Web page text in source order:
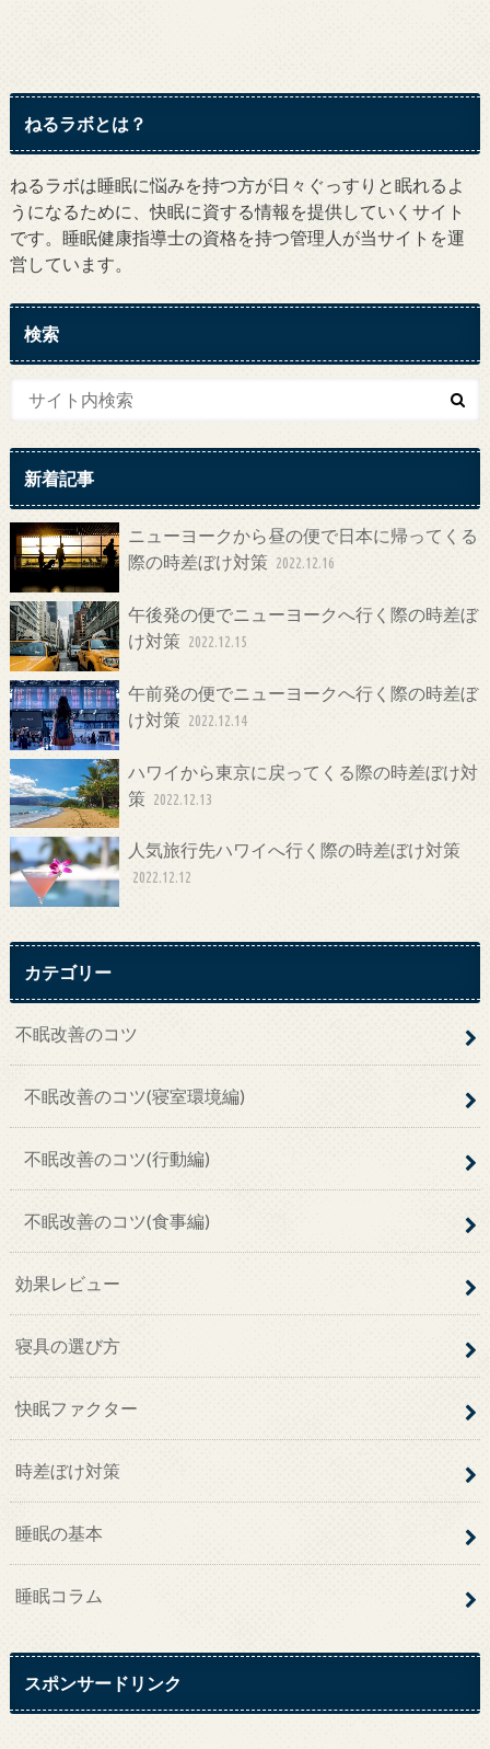
ねるラボとは？
ねるラボは睡眠に悩みを持つ方が日々ぐっすりと眠れるよ
うになるために、快眠に資する情報を提供していくサイト
です。睡眠健康指導士の資格を持つ管理人が当サイトを運
営しています。
検索
新着記事
ニューヨークから昼の便で日本に帰ってくる
際の時差ぼけ対策 2022.12.16
午後発の便でニューヨークへ行く際の時差ぼ
け対策 2022.12.15
午前発の便でニューヨークへ行く際の時差ぼ
け対策 2022.12.14
ハワイから東京に戻ってくる際の時差ぼけ対
策 2022.12.13
人気旅行先ハワイへ行く際の時差ぼけ対策
2022.12.12
カテゴリー
不眠改善のコツ
不眠改善のコツ(寝室環境編)
不眠改善のコツ(行動編)
不眠改善のコツ(食事編)
効果レビュー
寝具の選び方
快眠ファクター
時差ぼけ対策
睡眠の基本
睡眠コラム
スポンサードリンク